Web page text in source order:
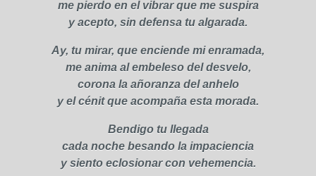
me pierdo en el vibrar que me suspira
y acepto, sin defensa tu algarada.
Ay, tu mirar, que enciende mi enramada,
me anima al embeleso del desvelo,
corona la añoranza del anhelo
y el cénit que acompaña esta morada.
Bendigo tu llegada
cada noche besando la impaciencia
y siento eclosionar con vehemencia.